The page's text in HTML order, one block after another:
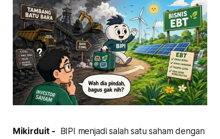
Mikirduit - BIPI menjadi salah satu saham dengan